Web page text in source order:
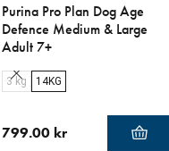
Purina Pro Plan Dog Age
Defence Medium & Large
Adult 7+
3 kg 14KG
799.00 kr